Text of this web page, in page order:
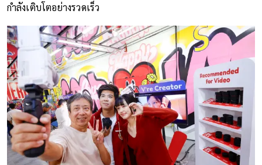
กำลังเติบโตอย่างรวดเร็ว